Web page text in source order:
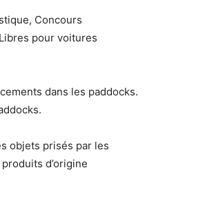
Concours
pour voitures
dans les paddocks.
objets prisés par les
d’origine